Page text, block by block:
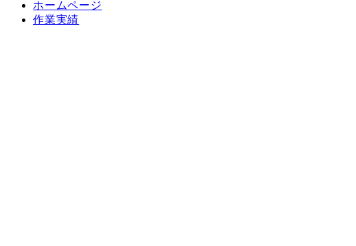
ゴ
リ
テ
ゴ
カ
テ
ホームページ
カ
作業実績